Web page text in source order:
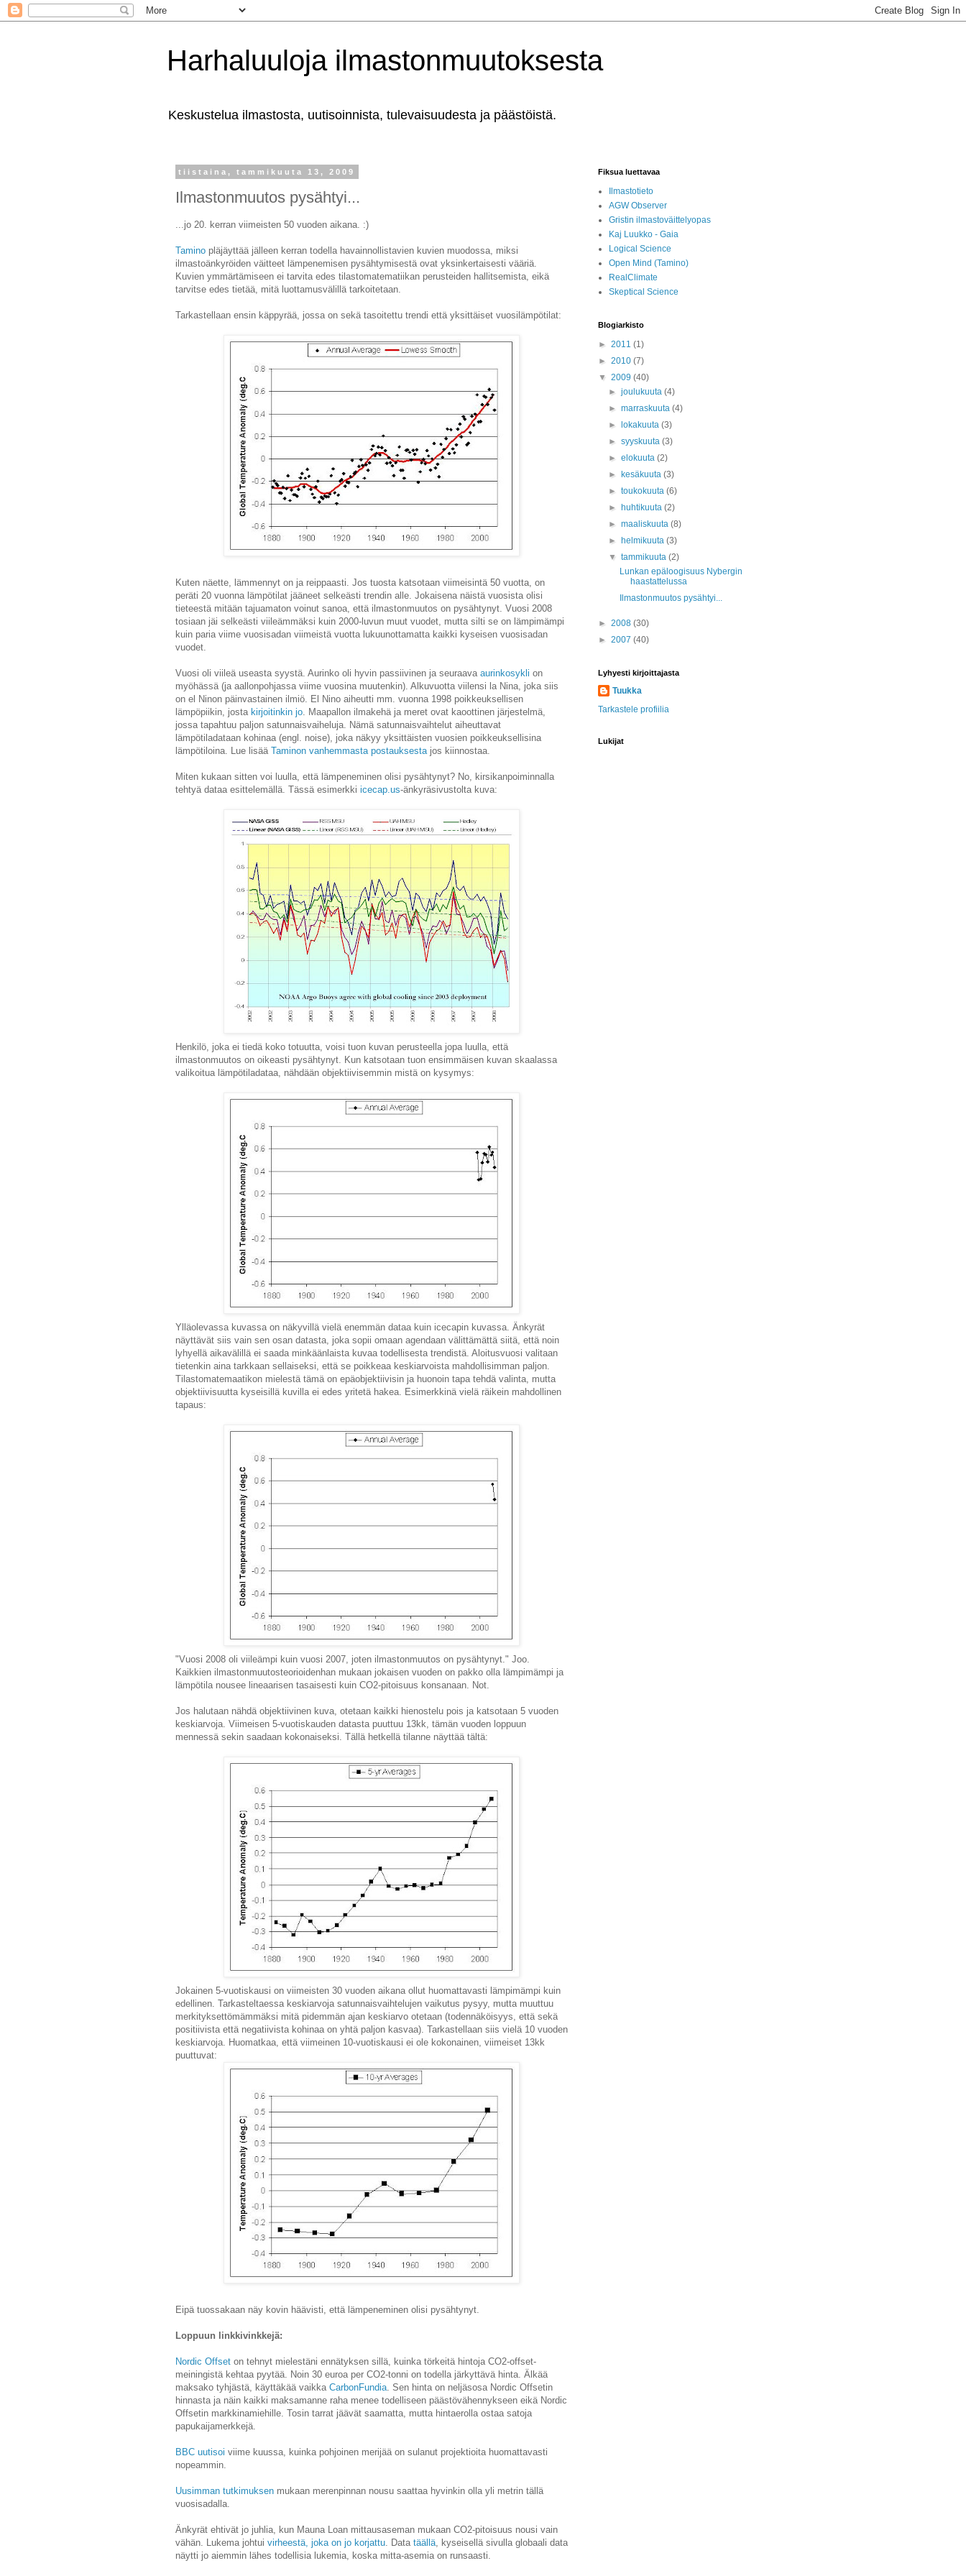
Harhaluuloja ilmastonmuutoksesta
Keskustelua ilmastosta, uutisoinnista, tulevaisuudesta ja päästöistä.
tiistaina, tammikuuta 13, 2009
Ilmastonmuutos pysähtyi...
...jo 20. kerran viimeisten 50 vuoden aikana. :)
Tamino pläjäyttää jälleen kerran todella havainnollistavien kuvien muodossa, miksi
ilmastoänkyröiden väitteet lämpenemisen pysähtymisestä ovat yksinkertaisesti vääriä.
Kuvien ymmärtämiseen ei tarvita edes tilastomatematiikan perusteiden hallitsemista, eikä
tarvitse edes tietää, mitä luottamusvälillä tarkoitetaan.
Tarkastellaan ensin käppyrää, jossa on sekä tasoitettu trendi että yksittäiset vuosilämpötilat:
Kuten näette, lämmennyt on ja reippaasti. Jos tuosta katsotaan viimeisintä 50 vuotta, on
peräti 20 vuonna lämpötilat jääneet selkeästi trendin alle. Jokaisena näistä vuosista olisi
tieteestä mitään tajuamaton voinut sanoa, että ilmastonmuutos on pysähtynyt. Vuosi 2008
tosiaan jäi selkeästi viileämmäksi kuin 2000-luvun muut vuodet, mutta silti se on lämpimämpi
kuin paria viime vuosisadan viimeistä vuotta lukuunottamatta kaikki kyseisen vuosisadan
vuodet.
Vuosi oli viileä useasta syystä. Aurinko oli hyvin passiivinen ja seuraava aurinkosykli on
myöhässä (ja aallonpohjassa viime vuosina muutenkin). Alkuvuotta viilensi la Nina, joka siis
on el Ninon päinvastainen ilmiö. El Nino aiheutti mm. vuonna 1998 poikkeuksellisen
lämpöpiikin, josta kirjoitinkin jo . Maapallon ilmakehä ja meret ovat kaoottinen järjestelmä,
jossa tapahtuu paljon satunnaisvaiheluja. Nämä satunnaisvaihtelut aiheuttavat
lämpötiladataan kohinaa (engl. noise), joka näkyy yksittäisten vuosien poikkeuksellisina
lämpötiloina. Lue lisää Taminon vanhemmasta postauksesta jos kiinnostaa.
Miten kukaan sitten voi luulla, että lämpeneminen olisi pysähtynyt? No, kirsikanpoiminnalla
tehtyä dataa esittelemällä. Tässä esimerkki icecap.us-änkyräsivustolta kuva:
Henkilö, joka ei tiedä koko totuutta, voisi tuon kuvan perusteella jopa luulla, että
ilmastonmuutos on oikeasti pysähtynyt. Kun katsotaan tuon ensimmäisen kuvan skaalassa
valikoitua lämpötiladataa, nähdään objektiivisemmin mistä on kysymys:
Ylläolevassa kuvassa on näkyvillä vielä enemmän dataa kuin icecapin kuvassa. Änkyrät
näyttävät siis vain sen osan datasta, joka sopii omaan agendaan välittämättä siitä, että noin
lyhyellä aikavälillä ei saada minkäänlaista kuvaa todellisesta trendistä. Aloitusvuosi valitaan
tietenkin aina tarkkaan sellaiseksi, että se poikkeaa keskiarvoista mahdollisimman paljon.
Tilastomatemaatikon mielestä tämä on epäobjektiivisin ja huonoin tapa tehdä valinta, mutta
objektiivisuutta kyseisillä kuvilla ei edes yritetä hakea. Esimerkkinä vielä räikein mahdollinen
tapaus:
"Vuosi 2008 oli viileämpi kuin vuosi 2007, joten ilmastonmuutos on pysähtynyt." Joo.
Kaikkien ilmastonmuutosteorioidenhan mukaan jokaisen vuoden on pakko olla lämpimämpi ja
lämpötila nousee lineaarisen tasaisesti kuin CO2-pitoisuus konsanaan. Not.
Jos halutaan nähdä objektiivinen kuva, otetaan kaikki hienostelu pois ja katsotaan 5 vuoden
keskiarvoja. Viimeisen 5-vuotiskauden datasta puuttuu 13kk, tämän vuoden loppuun
mennessä sekin saadaan kokonaiseksi. Tällä hetkellä tilanne näyttää tältä:
Jokainen 5-vuotiskausi on viimeisten 30 vuoden aikana ollut huomattavasti lämpimämpi kuin
edellinen. Tarkasteltaessa keskiarvoja satunnaisvaihtelujen vaikutus pysyy, mutta muuttuu
merkityksettömämmäksi mitä pidemmän ajan keskiarvo otetaan (todennäköisyys, että sekä
positiivista että negatiivista kohinaa on yhtä paljon kasvaa). Tarkastellaan siis vielä 10 vuoden
keskiarvoja. Huomatkaa, että viimeinen 10-vuotiskausi ei ole kokonainen, viimeiset 13kk
puuttuvat:
Eipä tuossakaan näy kovin häävisti, että lämpeneminen olisi pysähtynyt.
Loppuun linkkivinkkejä:
Nordic Offset on tehnyt mielestäni ennätyksen sillä, kuinka törkeitä hintoja CO2-offset-
meiningistä kehtaa pyytää. Noin 30 euroa per CO2-tonni on todella järkyttävä hinta. Älkää
maksako tyhjästä, käyttäkää vaikka CarbonFundia . Sen hinta on neljäsosa Nordic Offsetin
hinnasta ja näin kaikki maksamanne raha menee todelliseen päästövähennykseen eikä Nordic
Offsetin markkinamiehille. Tosin tarrat jäävät saamatta, mutta hintaerolla ostaa satoja
papukaijamerkkejä.
BBC uutisoi viime kuussa, kuinka pohjoinen merijää on sulanut projektioita huomattavasti
nopeammin.
Uusimman tutkimuksen mukaan merenpinnan nousu saattaa hyvinkin olla yli metrin tällä
vuosisadalla.
Änkyrät ehtivät jo juhlia, kun Mauna Loan mittausaseman mukaan CO2-pitoisuus nousi vain
vähän. Lukema johtui virheestä, joka on jo korjattu . Data täällä , kyseisellä sivulla globaali data
näytti jo aiemmin lähes todellisia lukemia, koska mitta-asemia on runsaasti.
Fiksua luettavaa
Ilmastotieto
AGW Observer
Gristin ilmastoväittelyopas
Kaj Luukko - Gaia
Logical Science
Open Mind (Tamino)
RealClimate
Skeptical Science
Blogiarkisto
► 2011 (1)
► 2010 (7)
▼ 2009 (40)
►joulukuuta(4)
►marraskuuta(4)
►
lokakuuta(3)
►syyskuuta(3)
►elokuuta(2)
►
kesäkuuta(3)
►toukokuuta(6)
►
huhtikuuta(2)
►maaliskuuta(8)
►
helmikuuta(3)
▼tammikuuta(2)
Lunkan epäloogisuus Nybergin
haastattelussa
Ilmastonmuutos pysähtyi...
► 2008 (30)
► 2007 (40)
Lyhyesti kirjoittajasta
Tuukka
Tarkastele profiilia
Lukijat